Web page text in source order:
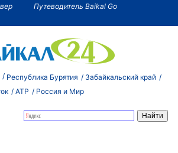
Путеводитель Baikal Go
Республика Бурятия
Забайкальский край
АТР Россия и Мир